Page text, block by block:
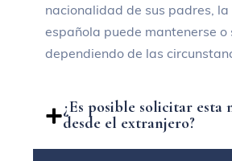
nacionalidad de sus padres,
española puede mantenerse o
dependiendo de las
¿Es posible solicitar esta
desde el extranjero?